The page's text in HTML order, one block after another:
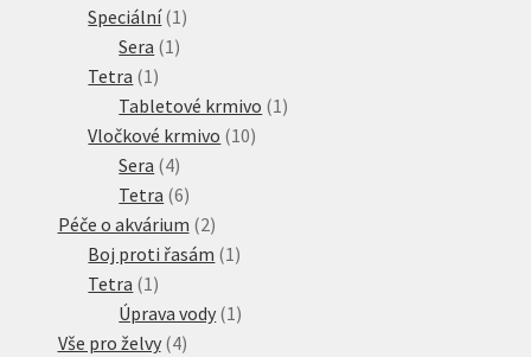
produkt
Speciální 1 1
Sera 1 1
Tetra 1 1
produkt
Tabletové krmivo 1 1
Vločkové krmivo 1010
Sera 44
produkty
Tetra 66
produktů
Péče o akvárium 22
produkty
Boj proti řasám 1 1
Tetra 1 1
produkt
Úprava vody 1 1
Vše pro želvy 44